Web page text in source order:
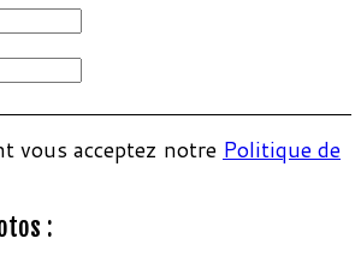
vous acceptez notre Politique de
: